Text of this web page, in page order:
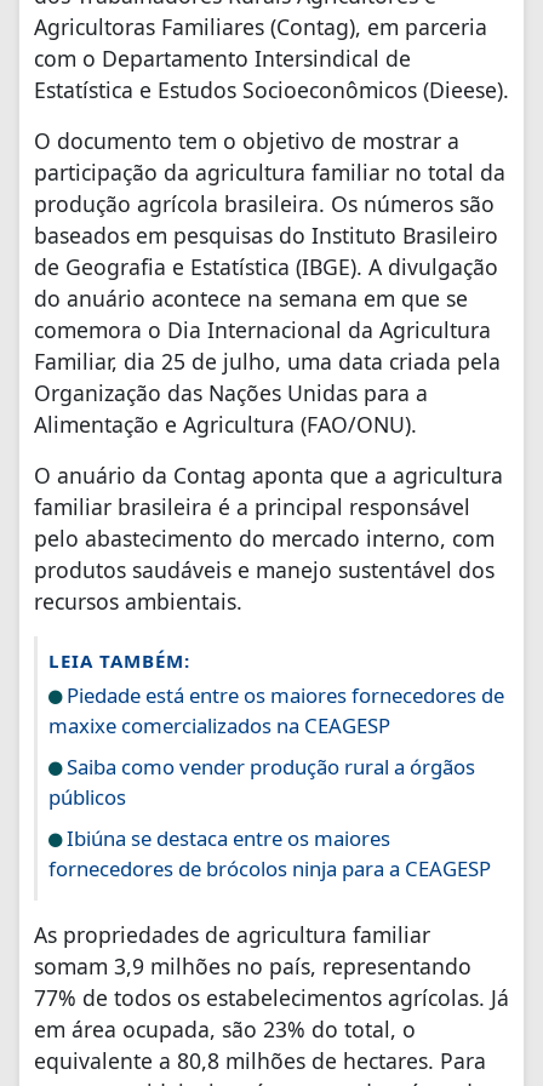
Agricultoras Familiares (Contag), em parceria
com o Departamento Intersindical de
Estatística e Estudos Socioeconômicos (Dieese).
O documento tem o objetivo de mostrar a
participação da agricultura familiar no total da
produção agrícola brasileira. Os números são
baseados em pesquisas do Instituto Brasileiro
de Geografia e Estatística (IBGE). A divulgação
do anuário acontece na semana em que se
comemora o Dia Internacional da Agricultura
Familiar, dia 25 de julho, uma data criada pela
Organização das Nações Unidas para a
Alimentação e Agricultura (FAO/ONU).
O anuário da Contag aponta que a agricultura
familiar brasileira é a principal responsável
pelo abastecimento do mercado interno, com
produtos saudáveis e manejo sustentável dos
recursos ambientais.
LEIA TAMBÉM:
Piedade está entre os maiores fornecedores de
maxixe comercializados na CEAGESP
Saiba como vender produção rural a órgãos
públicos
Ibiúna se destaca entre os maiores
fornecedores de brócolos ninja para a CEAGESP
As propriedades de agricultura familiar
somam 3,9 milhões no país, representando
77% de todos os estabelecimentos agrícolas. Já
em área ocupada, são 23% do total, o
equivalente a 80,8 milhões de hectares. Para